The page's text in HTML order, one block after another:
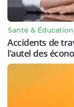
Santé & Éducation
Accidents de
l’autel des